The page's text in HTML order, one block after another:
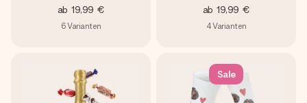
ab 19,99 €
6Varianten
ab 19,99 €
4Varianten
Sale